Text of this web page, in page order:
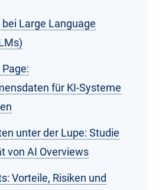
bei Large Language
für KI-Systeme
unter der Lupe: Studie
von AI Overviews
Vorteile, Risiken und